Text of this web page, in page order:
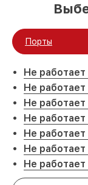
Порты
Не
Не работает
Не
Не
Не работает
Не
Не работает